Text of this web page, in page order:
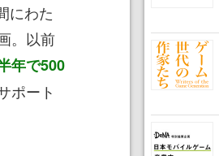
にわた
。以前
年で500
ポート